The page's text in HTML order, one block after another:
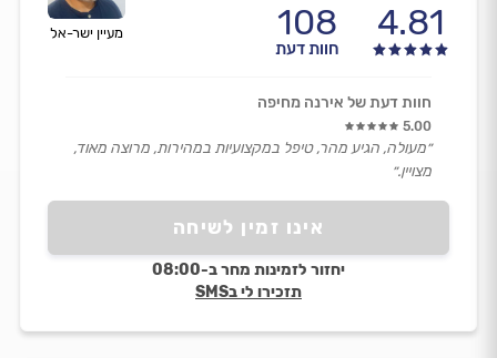
מעיין ישר-אל 4.81
108
חוות דעת
אינו זמין לשיחה
יחזור לזמינות מחר ב-08:00
תזכירו לי בSMS
חוות דעת של אירנה מחיפה
5.00
״מעולה, הגיע מהר, טיפל במקצועיות במהירות, מרוצה מאוד,
מצויין.״